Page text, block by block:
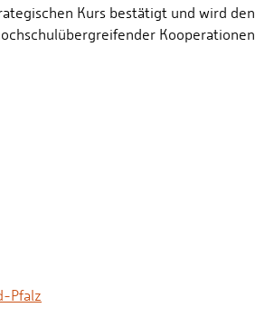
Kurs bestätigt und wird den
Kooperationen
Pfalz